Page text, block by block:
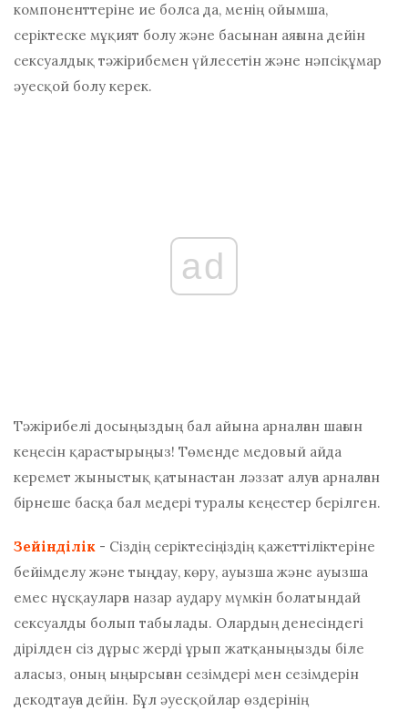
компоненттеріне ие болса да, менің ойымша,
серіктеске мұқият болу және басынан аяғына дейін
сексуалдық тәжірибемен үйлесетін және нәпсіқұмар
әуесқой болу керек.
ad
Тәжірибелі досыңыздың бал айына арналған шағын
кеңесін қарастырыңыз! Төменде медовый айда
керемет жыныстық қатынастан ләззат алуға арналған
бірнеше басқа бал медері туралы кеңестер берілген.
Зейінділік - Сіздің серіктесіңіздің қажеттіліктеріне
бейімделу және тыңдау, көру, ауызша және ауызша
емес нұсқауларға назар аудару мүмкін болатындай
сексуалды болып табылады. Олардың денесіндегі
дірілден сіз дұрыс жерді ұрып жатқаныңызды біле
аласыз, оның ыңырсыған сезімдері мен сезімдерін
декодтауға дейін. Бұл әуесқойлар өздерінің